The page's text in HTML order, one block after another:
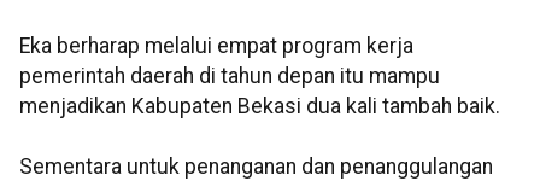
Eka berharap melalui empat program kerja
pemerintah daerah di tahun depan itu mampu
menjadikan Kabupaten Bekasi dua kali tambah baik.
Sementara untuk penanganan dan penanggulangan